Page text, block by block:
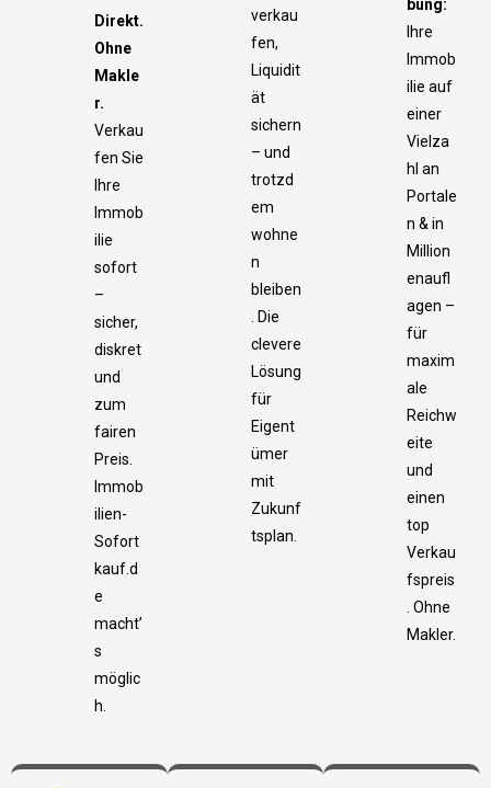
Direkt.
Ohne
Makle
r.
Verkau
fen Sie
Ihre
Immob
ilie
sofort
–
sicher,
diskret
und
zum
fairen
Preis.
Immob
ilien-
Sofort
kauf.d
e
macht’
s
möglic
h.
verkau
fen,
Liquidit
ät
sichern
– und
trotzd
em
wohne
n
bleiben
. Die
clevere
Lösung
für
Eigent
ümer
mit
Zukunf
tsplan.
bung:
Ihre
Immob
ilie auf
einer
Vielza
hl an
Portale
n & in
Million
enaufl
agen –
für
maxim
ale
Reichw
eite
und
einen
top
Verkau
fspreis
. Ohne
Makler.